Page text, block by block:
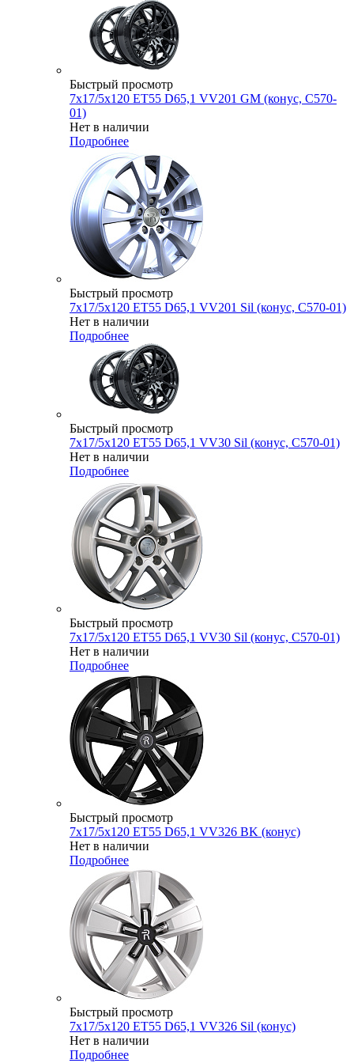
Быстрый просмотр
7x17/5x120 ET55 D65,1 VV201 GM (конус, C570-
01)
Нет в наличии
Подробнее
Быстрый просмотр
7x17/5x120 ET55 D65,1 VV201 Sil (конус, C570-01)
Нет в наличии
Подробнее
Быстрый просмотр
7x17/5x120 ET55 D65,1 VV30 Sil (конус, C570-01)
Нет в наличии
Подробнее
Быстрый просмотр
7x17/5x120 ET55 D65,1 VV30 Sil (конус, C570-01)
Нет в наличии
Подробнее
Быстрый просмотр
7x17/5x120 ET55 D65,1 VV326 BK (конус)
Нет в наличии
Подробнее
Быстрый просмотр
7x17/5x120 ET55 D65,1 VV326 Sil (конус)
Нет в наличии
Подробнее